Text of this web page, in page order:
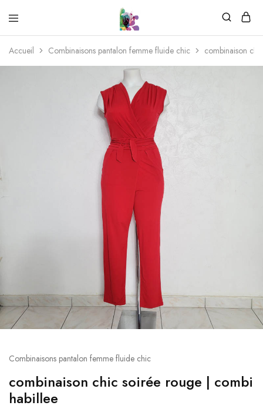
Accueil Combinaisons​ pantalon femme fluide chic combinaison
Combinaisons​ pantalon femme fluide chic
combinaison chic soirée rouge | combi
habillee